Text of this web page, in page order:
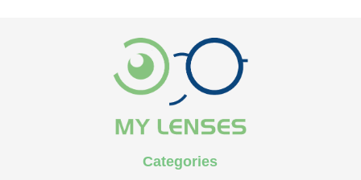
Categories